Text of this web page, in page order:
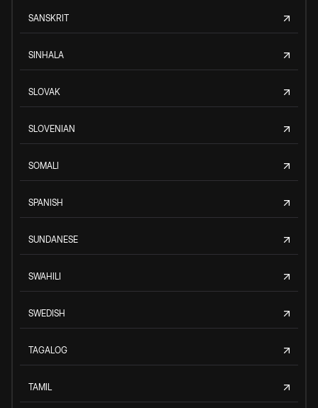
SANSKRIT
SINHALA
SLOVAK
SLOVENIAN
SOMALI
SPANISH
SUNDANESE
SWAHILI
SWEDISH
TAGALOG
TAMIL